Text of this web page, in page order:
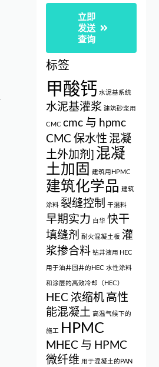
立即
发送
查询
标签
甲酸钙 水泥基系统
水泥基灌浆 建筑砂浆用
CMC cmc 与 hpmc
CMC 保水性 混凝
土外加剂] 混凝
土加固 建筑用HPMC
建筑化学品 建筑
涂料 裂缝控制 干混料
早期实力 白华 快干
填缝剂
耐火混凝土板 灌
浆掺合料 钻井液用 HEC
用于油井固井的HEC 水性涂料
和涂层的高效冷却（HEC）
HEC 浓缩机高性
能混凝土 高温气候下的
施工 HPMC
MHEC 与 HPMC
微纤维 用于混凝土的PAN